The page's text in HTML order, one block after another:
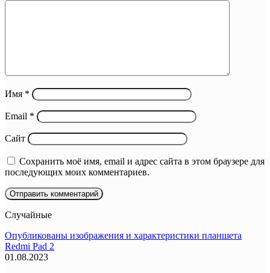
Имя *
Email *
Сайт
Сохранить моё имя, email и адрес сайта в этом браузере для
последующих моих комментариев.
Случайные
Опубликованы изображения и характеристики планшета
Redmi Pad 2
01.08.2023